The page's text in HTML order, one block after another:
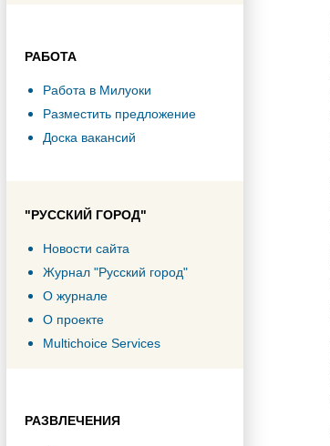
РАБОТА
Работа в Милуоки
Разместить предложение
Доска вакансий
"РУССКИЙ ГОРОД"
Новости сайта
Журнал "Русский город"
О журнале
О проекте
Multichoice Services
РАЗВЛЕЧЕНИЯ